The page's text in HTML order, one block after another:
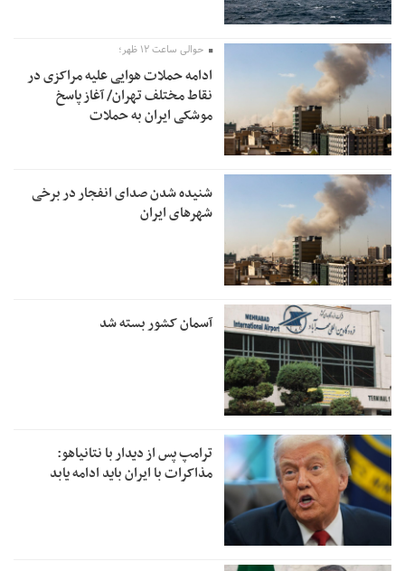
حوالی ساعت ۱۲ ظهر؛
ادامه حملات هوایی علیه مراکزی در
نقاط مختلف تهران/ آغاز پاسخ
موشکی ایران به حملات
شنیده شدن صدای انفجار در برخی
شهرهای ایران
آسمان کشور بسته شد
ترامپ پس از دیدار با نتانیاهو:
مذاکرات با ایران باید ادامه یابد